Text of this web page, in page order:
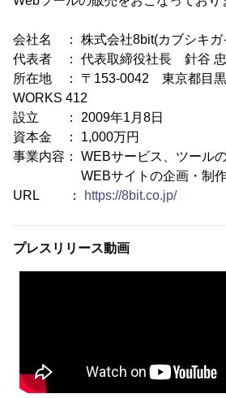
会社名 ： 株式会社8bit(カブシキガ
代表者 ： 代表取締役社長 針谷
所在地 ： 〒153-0042 東京都目黒
WORKS 412
設立 ： 2009年1月8日
資本金 ： 1,000万円
事業内容： WEBサービス、ツール
WEBサイトの企画・制
URL ：
https://8bit.co.jp/
プレスリリース動画